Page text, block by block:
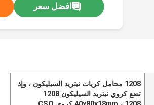
افضل سعر
1208 محامل كريات نيتريد السيليكون ، وإذ
تضع كروي نيتريد السيليكون 1208